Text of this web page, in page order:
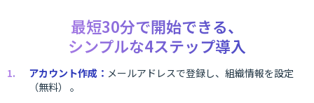
最短30分で開始できる、
シンプルな4ステップ導入
アカウント作成： メールアドレスで登録し、組織情報を設定
（無料） 。